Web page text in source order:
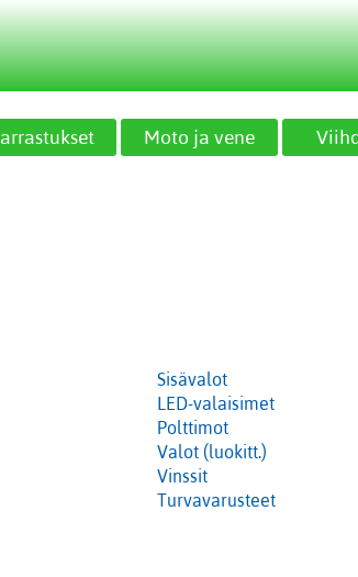
Moto ja vene
Sisävalot
LED-valaisimet
Polttimot
Valot (luokitt.)
Vinssit
Turvavarusteet